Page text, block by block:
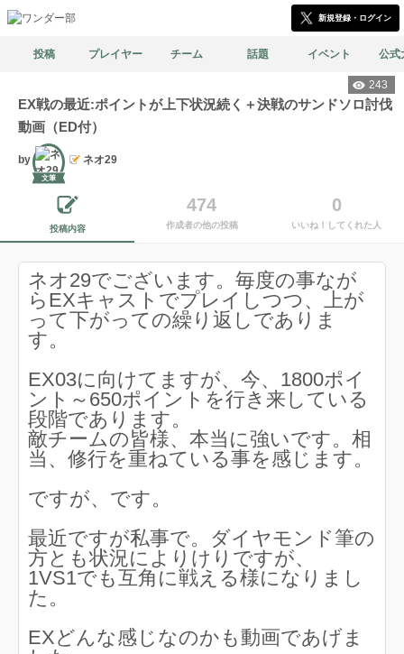
新規登録・ログイン
投稿 プレイヤー チーム 話題 イベント 公式
243
EX戦の最近:ポイントが上下状況続く＋決戦のサンドソロ討伐
動画（ED付）
by
文筆
ネオ29
投稿内容
474
作成者の他の投稿
0
いいね！してくれた人
ネオ29でございます。毎度の事なが
らEXキャストでプレイしつつ、上が
って下がっての繰り返しでありま
す。
EX03に向けてますが、今、1800ポイ
ント～650ポイントを行き来している
段階であります。
敵チームの皆様、本当に強いです。相
当、修行を重ねている事を感じます。
ですが、です。
最近ですが私事で。ダイヤモンド筆の
方とも状況によりけりですが、
1VS1でも互角に戦える様になりまし
た。
EXどんな感じなのかも動画であげま